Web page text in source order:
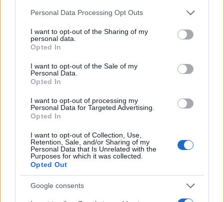
Personal Data Processing Opt Outs
I want to opt-out of the Sharing of my
personal data.
Opted In
I want to opt-out of the Sale of my
Personal Data.
Opted In
I want to opt-out of processing my
Personal Data for Targeted Advertising.
Opted In
I want to opt-out of Collection, Use,
Retention, Sale, and/or Sharing of my
Personal Data that Is Unrelated with the
Purposes for which it was collected.
Opted Out
Google consents
pensava il Papa. Poi, il primo re ad arrestarlo, il
Papa, fu proprio un francese, Filippo il Bello, che
per prima cosa fece fuori la guardia pretoriana del
Papa, i Templari. I suoi successori, poco alla volta,
esautorarono la nobiltà inaugurando
l’Assolutismo:
dire Luigi XIV. Ma accentrando tutti i poteri nella
capitale, i re assoluti non si avvidero di star
pugno di giacobini fu sufficiente impadronirsi di
Parigi per avere in mano tutto il resto.